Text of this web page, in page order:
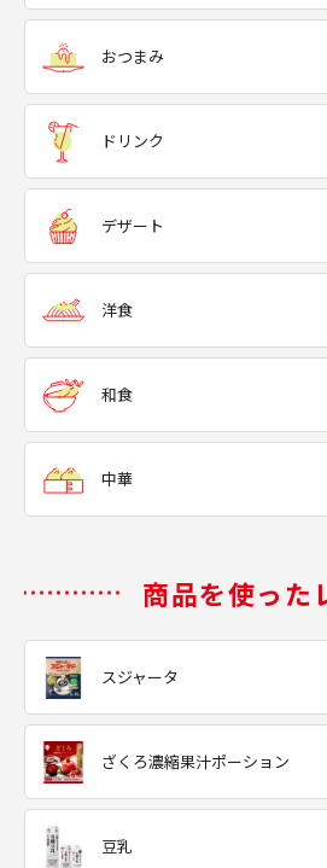
おつまみ
ドリンク
デザート
洋食
和食
中華
商品を使った
スジャータ
ざくろ濃縮果汁ポーション
豆乳